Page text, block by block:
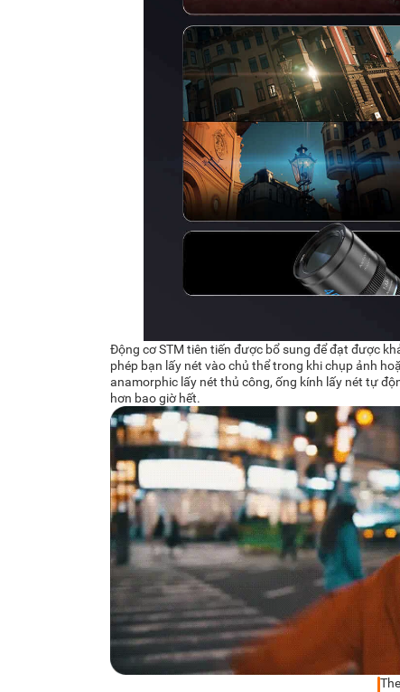
Động cơ STM tiên tiến được bổ sung để đạt được
phép bạn lấy nét vào chủ thể trong khi chụp ảnh
anamorphic lấy nét thủ công, ống kính lấy nét tự
hơn bao giờ hết.